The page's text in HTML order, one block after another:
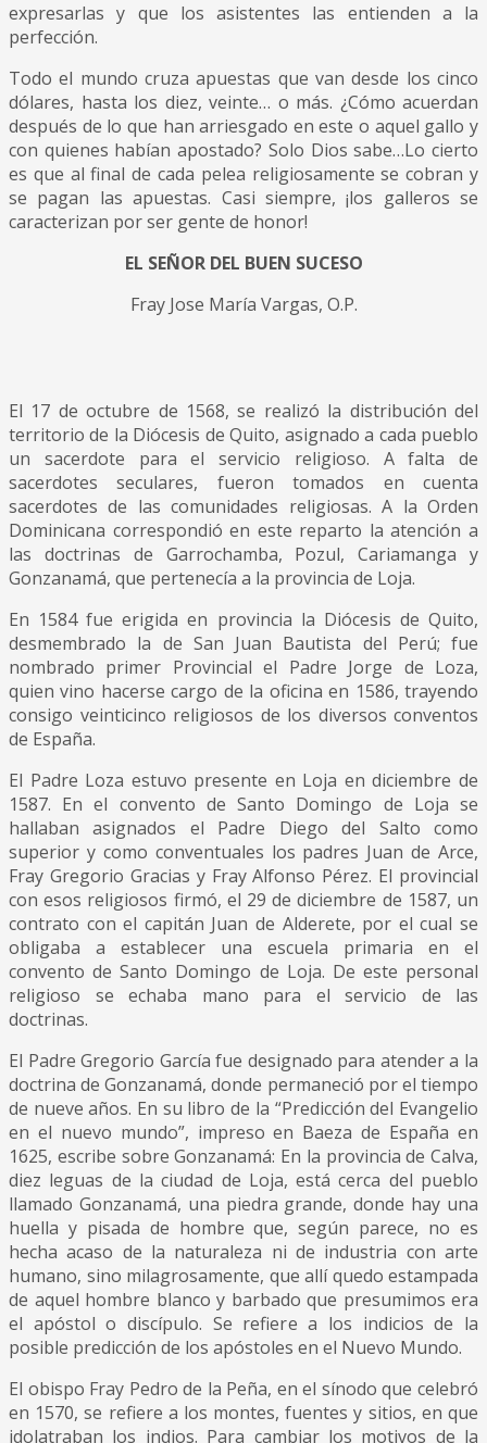
expresarlas y que los asistentes las entienden a la
perfección.
Todo el mundo cruza apuestas que van desde los cinco
dólares, hasta los diez, veinte… o más. ¿Cómo acuerdan
después de lo que han arriesgado en este o aquel gallo y
con quienes habían apostado? Solo Dios sabe…Lo cierto
es que al final de cada pelea religiosamente se cobran y
se pagan las apuestas. Casi siempre, ¡los galleros se
caracterizan por ser gente de honor!
EL SEÑOR DEL BUEN SUCESO
Fray Jose María Vargas, O.P.
El 17 de octubre de 1568, se realizó la distribución del
territorio de la Diócesis de Quito, asignado a cada pueblo
un sacerdote para el servicio religioso. A falta de
sacerdotes seculares, fueron tomados en cuenta
sacerdotes de las comunidades religiosas. A la Orden
Dominicana correspondió en este reparto la atención a
las doctrinas de Garrochamba, Pozul, Cariamanga y
Gonzanamá, que pertenecía a la provincia de Loja.
En 1584 fue erigida en provincia la Diócesis de Quito,
desmembrado la de San Juan Bautista del Perú; fue
nombrado primer Provincial el Padre Jorge de Loza,
quien vino hacerse cargo de la oficina en 1586, trayendo
consigo veinticinco religiosos de los diversos conventos
de España.
El Padre Loza estuvo presente en Loja en diciembre de
1587. En el convento de Santo Domingo de Loja se
hallaban asignados el Padre Diego del Salto como
superior y como conventuales los padres Juan de Arce,
Fray Gregorio Gracias y Fray Alfonso Pérez. El provincial
con esos religiosos firmó, el 29 de diciembre de 1587, un
contrato con el capitán Juan de Alderete, por el cual se
obligaba a establecer una escuela primaria en el
convento de Santo Domingo de Loja. De este personal
religioso se echaba mano para el servicio de las
doctrinas.
El Padre Gregorio García fue designado para atender a la
doctrina de Gonzanamá, donde permaneció por el tiempo
de nueve años. En su libro de la “Predicción del Evangelio
en el nuevo mundo”, impreso en Baeza de España en
1625, escribe sobre Gonzanamá: En la provincia de Calva,
diez leguas de la ciudad de Loja, está cerca del pueblo
llamado Gonzanamá, una piedra grande, donde hay una
huella y pisada de hombre que, según parece, no es
hecha acaso de la naturaleza ni de industria con arte
humano, sino milagrosamente, que allí quedo estampada
de aquel hombre blanco y barbado que presumimos era
el apóstol o discípulo. Se refiere a los indicios de la
posible predicción de los apóstoles en el Nuevo Mundo.
El obispo Fray Pedro de la Peña, en el sínodo que celebró
en 1570, se refiere a los montes, fuentes y sitios, en que
idolatraban los indios. Para cambiar los motivos de la